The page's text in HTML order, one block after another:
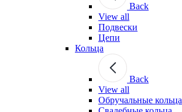
Back
View all
Подвески
Цепи
Кольца
Back
View all
Обручальные кольца